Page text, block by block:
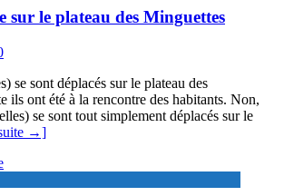
sur le plateau des Minguettes
se sont déplacés sur le plateau des
ils ont été à la rencontre des habitants. Non,
se sont tout simplement déplacés sur le
→]